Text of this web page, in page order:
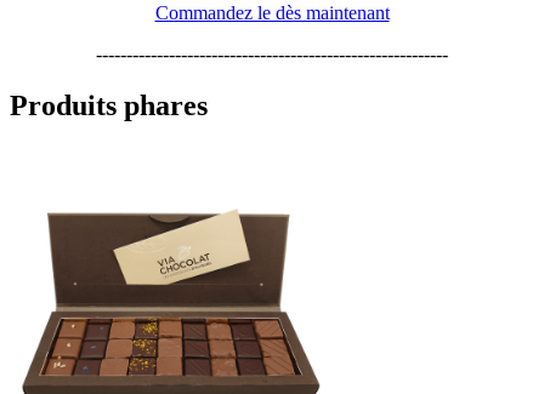
Commandez le dès maintenant
----------------------------------------------------------
Produits phares